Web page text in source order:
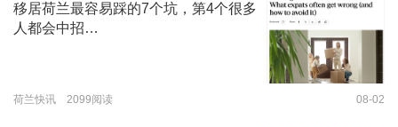
移居荷兰最容易踩的7个坑，第4个很多
人都会中招…
荷兰快讯 2099阅读 08-02